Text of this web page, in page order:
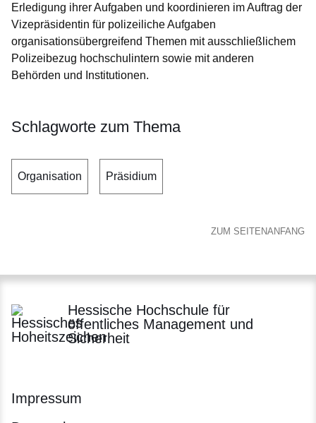
Erledigung ihrer Aufgaben und koordinieren im Auftrag der
Vizepräsidentin für polizeiliche Aufgaben
organisationsübergreifend Themen mit ausschließlichem
Polizeibezug hochschulintern sowie mit anderen
Behörden und Institutionen.
Schlagworte zum Thema
Organisation Präsidium
ZUM SEITENANFANG
Hessische Hochschule für
öffentliches Management und
Sicherheit
Impressum